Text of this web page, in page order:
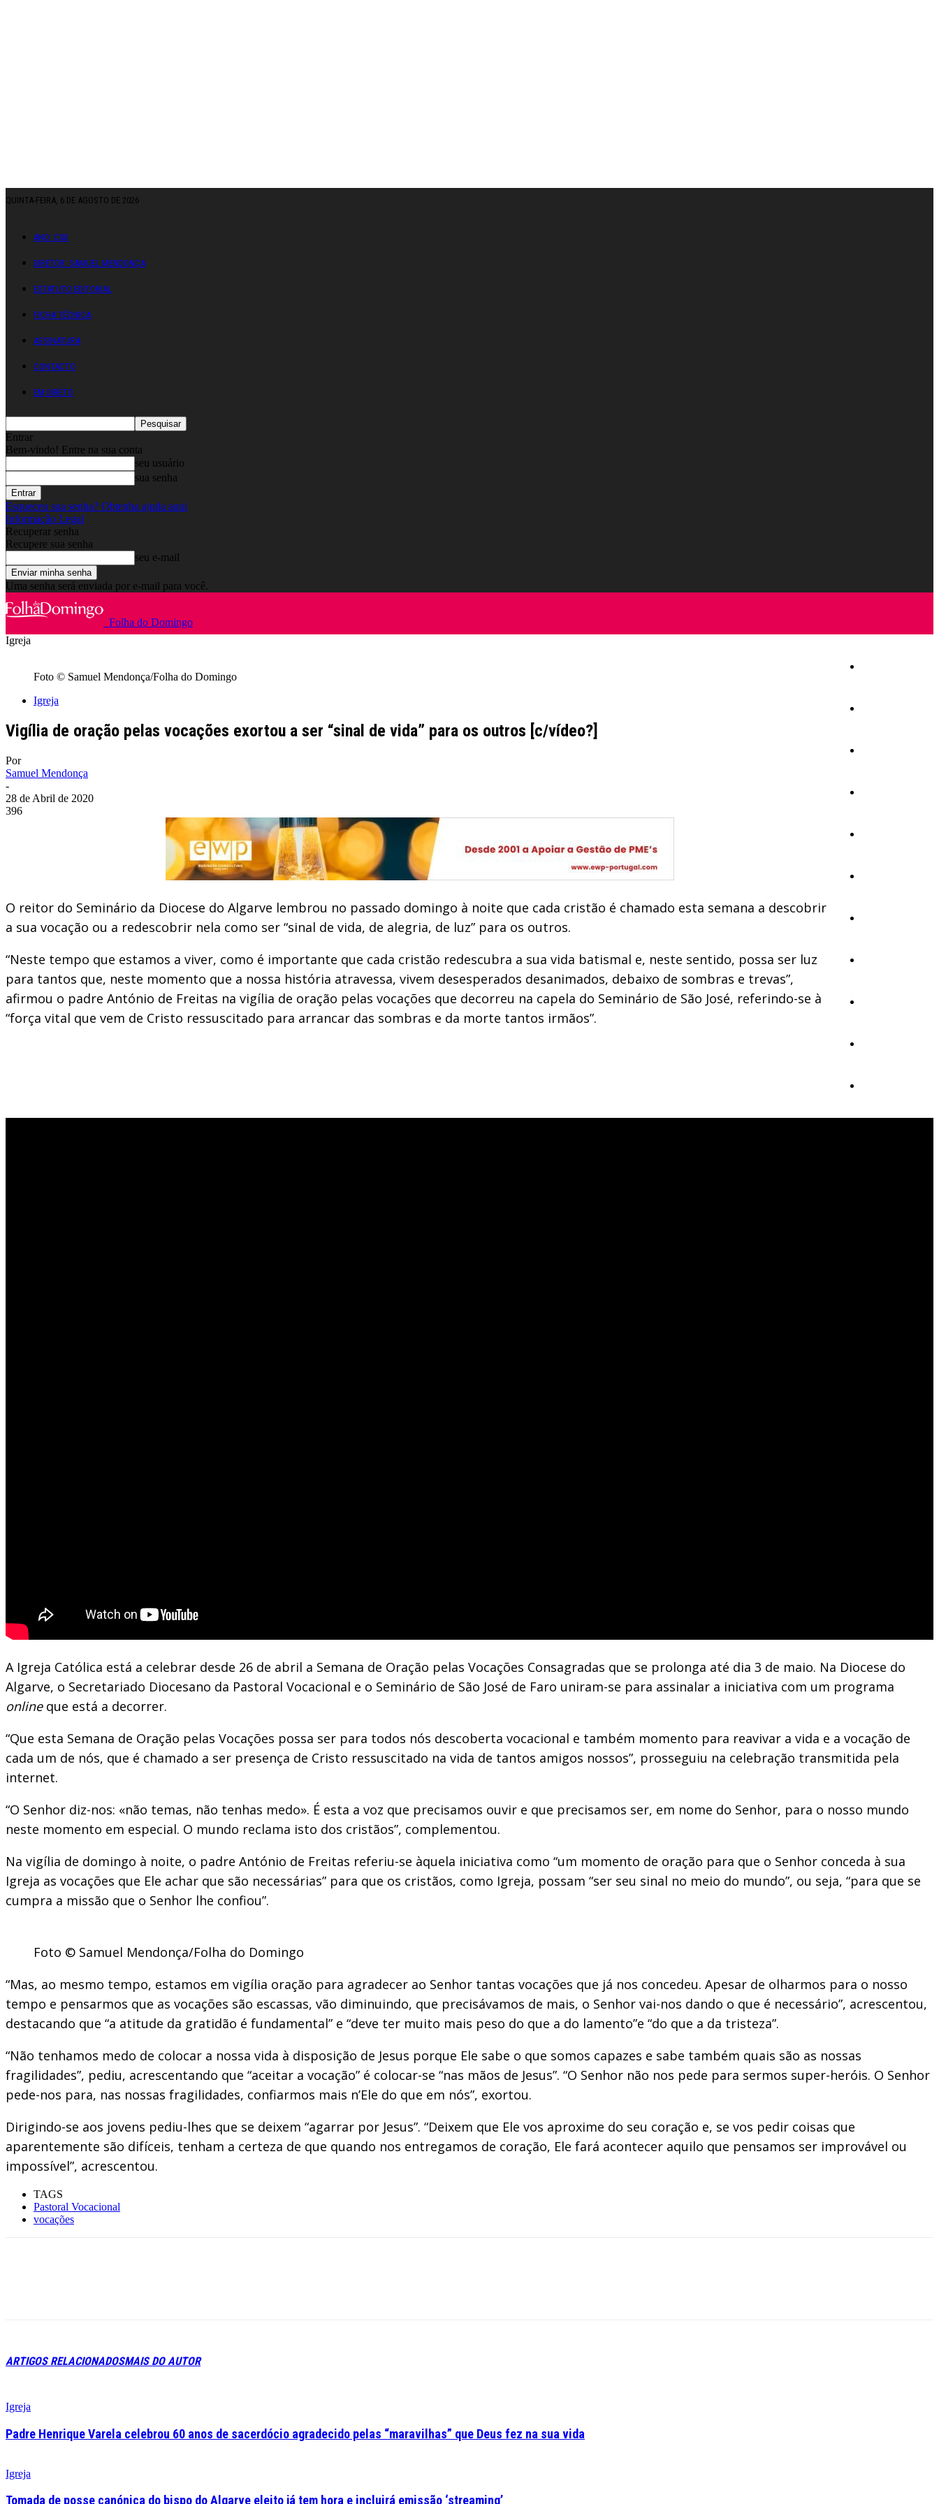
QUINTA-FEIRA, 6 DE AGOSTO DE 2026
ANO: CXII
DIRETOR: SAMUEL MENDONÇA
ESTATUTO EDITORIAL
FICHA TÉCNICA
ASSINATURA
CONTACTO
EM DIRETO
Entrar
Bem-vindo! Entre na sua conta
seu usuário
sua senha
Esqueceu sua senha? Obtenha ajuda aqui
Informação Legal
Recuperar senha
Recupere sua senha
seu e-mail
Uma senha será enviada por e-mail para você.
Folha do Domingo
Igreja
Foto © Samuel Mendonça/Folha do Domingo
Igreja
Vigília de oração pelas vocações exortou a ser “sinal de vida” para os outros [c/vídeo?]
Por
Samuel Mendonça
-
28 de Abril de 2020
396
O reitor do Seminário da Diocese do Algarve lembrou no passado domingo à noite que cada cristão é chamado esta semana a descobrir
a sua vocação ou a redescobrir nela como ser “sinal de vida, de alegria, de luz” para os outros.
“Neste tempo que estamos a viver, como é importante que cada cristão redescubra a sua vida batismal e, neste sentido, possa ser luz
para tantos que, neste momento que a nossa história atravessa, vivem desesperados desanimados, debaixo de sombras e trevas”,
afirmou o padre António de Freitas na vigília de oração pelas vocações que decorreu na capela do Seminário de São José, referindo-se à
“força vital que vem de Cristo ressuscitado para arrancar das sombras e da morte tantos irmãos”.
A Igreja Católica está a celebrar desde 26 de abril a Semana de Oração pelas Vocações Consagradas que se prolonga até dia 3 de maio. Na Diocese do
Algarve, o Secretariado Diocesano da Pastoral Vocacional e o Seminário de São José de Faro uniram-se para assinalar a iniciativa com um programa
onlineque está a decorrer.
“Que esta Semana de Oração pelas Vocações possa ser para todos nós descoberta vocacional e também momento para reavivar a vida e a vocação de
cada um de nós, que é chamado a ser presença de Cristo ressuscitado na vida de tantos amigos nossos”, prosseguiu na celebração transmitida pela
internet.
“O Senhor diz-nos: «não temas, não tenhas medo». É esta a voz que precisamos ouvir e que precisamos ser, em nome do Senhor, para o nosso mundo
neste momento em especial. O mundo reclama isto dos cristãos”, complementou.
Na vigília de domingo à noite, o padre António de Freitas referiu-se àquela iniciativa como “um momento de oração para que o Senhor conceda à sua
Igreja as vocações que Ele achar que são necessárias” para que os cristãos, como Igreja, possam “ser seu sinal no meio do mundo”, ou seja, “para que se
cumpra a missão que o Senhor lhe confiou”.
Foto © Samuel Mendonça/Folha do Domingo
“Mas, ao mesmo tempo, estamos em vigília oração para agradecer ao Senhor tantas vocações que já nos concedeu. Apesar de olharmos para o nosso
tempo e pensarmos que as vocações são escassas, vão diminuindo, que precisávamos de mais, o Senhor vai-nos dando o que é necessário”, acrescentou,
destacando que “a atitude da gratidão é fundamental” e “deve ter muito mais peso do que a do lamento”e “do que a da tristeza”.
“Não tenhamos medo de colocar a nossa vida à disposição de Jesus porque Ele sabe o que somos capazes e sabe também quais são as nossas
fragilidades”, pediu, acrescentando que “aceitar a vocação” é colocar-se “nas mãos de Jesus”. “O Senhor não nos pede para sermos super-heróis. O Senhor
pede-nos para, nas nossas fragilidades, confiarmos mais n’Ele do que em nós”, exortou.
Dirigindo-se aos jovens pediu-lhes que se deixem “agarrar por Jesus”. “Deixem que Ele vos aproxime do seu coração e, se vos pedir coisas que
aparentemente são difíceis, tenham a certeza de que quando nos entregamos de coração, Ele fará acontecer aquilo que pensamos ser improvável ou
impossível”, acrescentou.
TAGS
Pastoral Vocacional
vocações
ARTIGOS RELACIONADOSMAIS DO AUTOR
Igreja
Padre Henrique Varela celebrou 60 anos de sacerdócio agradecido pelas “maravilhas” que Deus fez na sua vida
Igreja
Tomada de posse canónica do bispo do Algarve eleito já tem hora e incluirá emissão ‘streaming’